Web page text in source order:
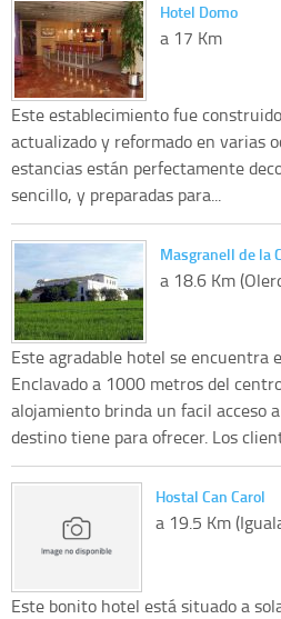
Hotel Domo
a 17 Km
Este establecimiento fue
actualizado y reformado en varias
estancias están perfectamente
sencillo, y preparadas para...
Masgranell de la
a 18.6 Km
Este agradable hotel se encuentra
Enclavado a 1000 metros del
alojamiento brinda un facil acceso
destino tiene para ofrecer. Los
Hostal Can Carol
a 19.5 Km
Este bonito hotel está situado a